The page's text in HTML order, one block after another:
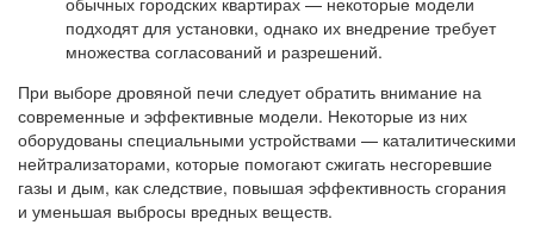
подходят для установки, однако их внедрение требует
множества согласований и разрешений.
При выборе дровяной печи следует обратить внимание на
современные и эффективные модели. Некоторые из них
оборудованы специальными устройствами — каталитическими
нейтрализаторами, которые помогают сжигать несгоревшие
газы и дым, как следствие, повышая эффективность сгорания
и уменьшая выбросы вредных веществ.